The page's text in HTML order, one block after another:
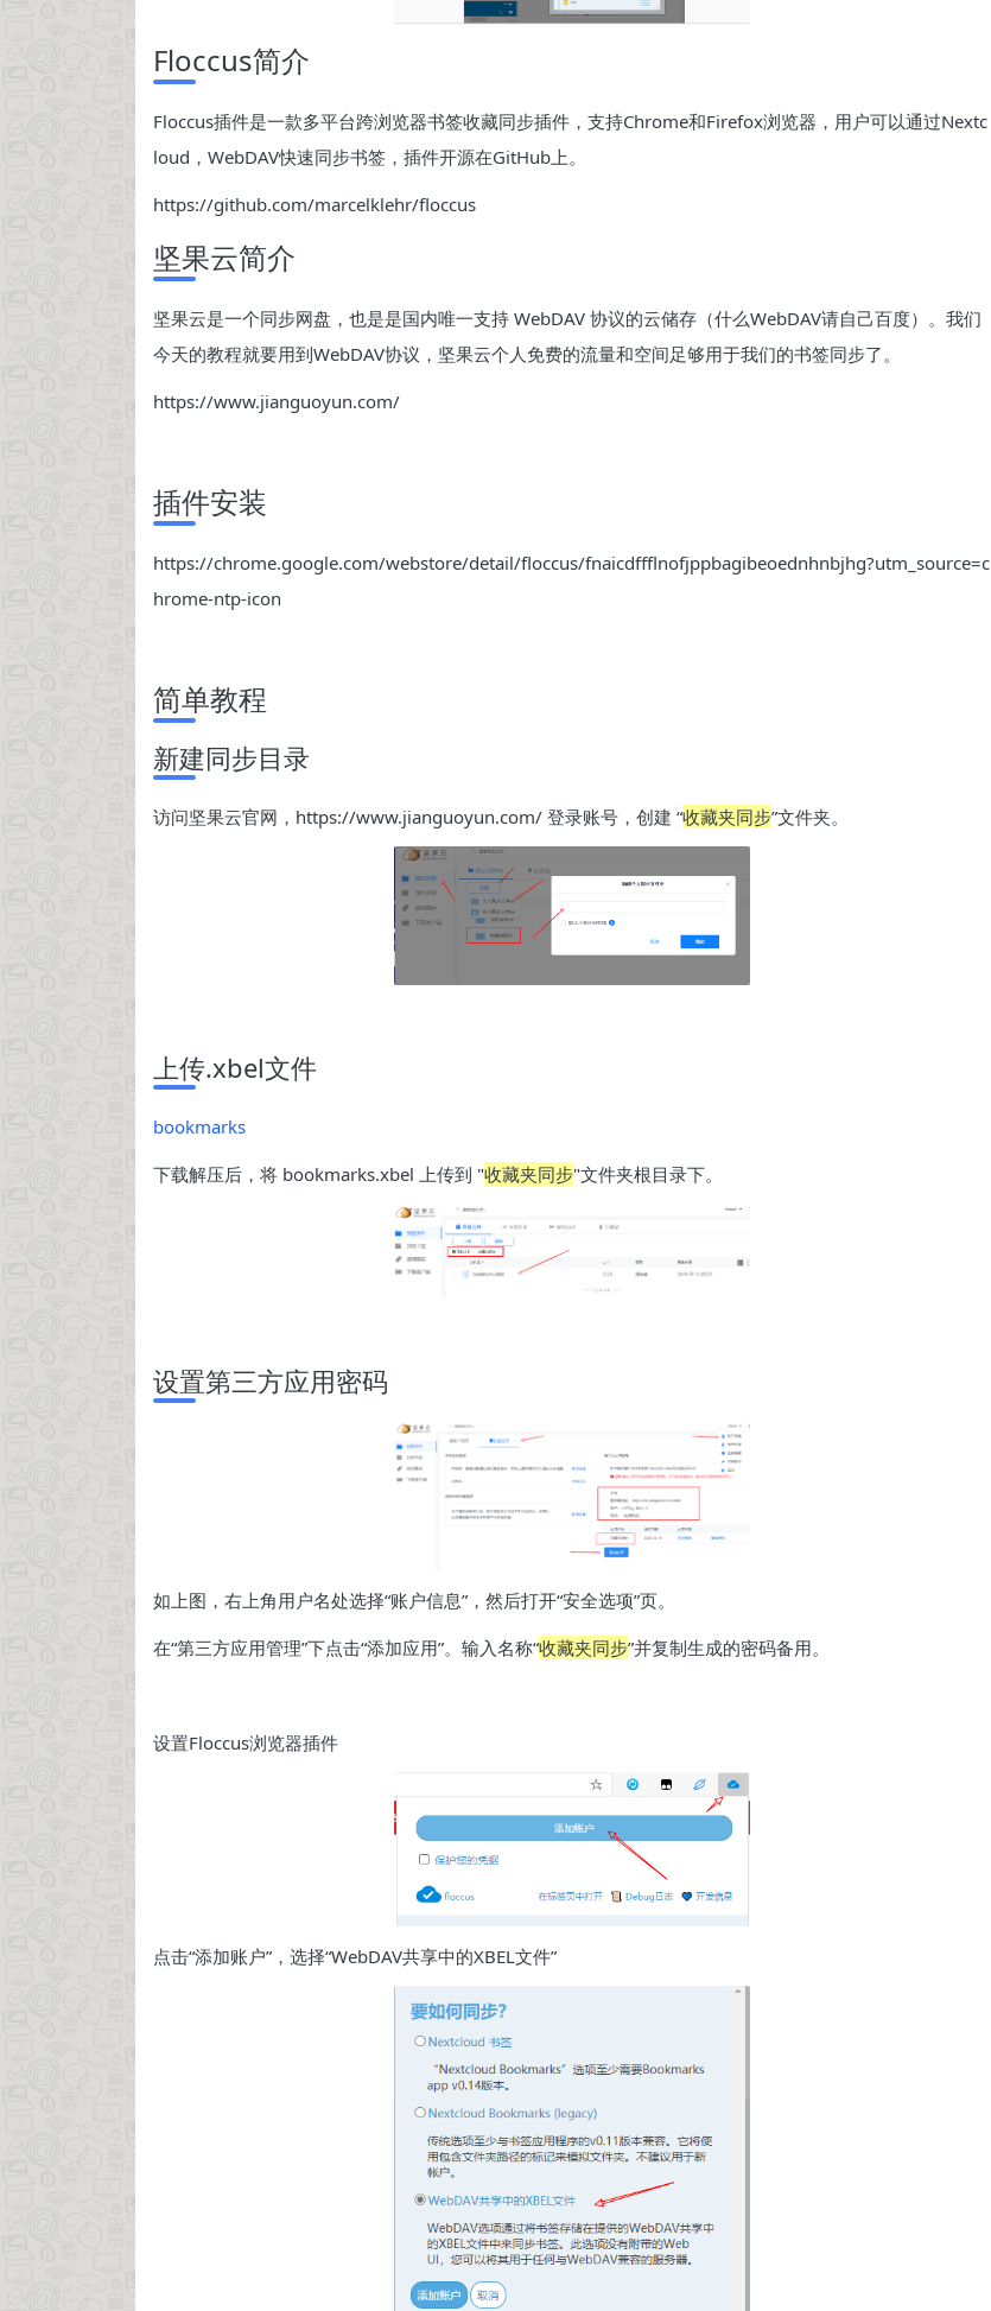
Floccus简介
Floccus插件是一款多平台跨浏览器书签收藏同步插件，支持Chrome和Firefox浏览器，用户可以通过Nextc
loud，WebDAV快速同步书签，插件开源在GitHub上。
https://github.com/marcelklehr/floccus
坚果云简介
坚果云是一个同步网盘，也是是国内唯一支持 WebDAV 协议的云储存（什么WebDAV请自己百度）。我们
今天的教程就要用到WebDAV协议，坚果云个人免费的流量和空间足够用于我们的书签同步了。
https://www.jianguoyun.com/
插件安装
https://chrome.google.com/webstore/detail/floccus/fnaicdffflnofjppbagibeoednhnbjhg?utm_source=c
hrome-ntp-icon
简单教程
新建同步目录
访问坚果云官网，https://www.jianguoyun.com/ 登录账号，创建 “收藏夹同步”文件夹。
上传.xbel文件
bookmarks
下载解压后，将 bookmarks.xbel 上传到 "收藏夹同步"文件夹根目录下。
设置第三方应用密码
如上图，右上角用户名处选择“账户信息”，然后打开“安全选项”页。
在“第三方应用管理”下点击“添加应用”。输入名称“收藏夹同步”并复制生成的密码备用。
设置Floccus浏览器插件
点击“添加账户”，选择“WebDAV共享中的XBEL文件”